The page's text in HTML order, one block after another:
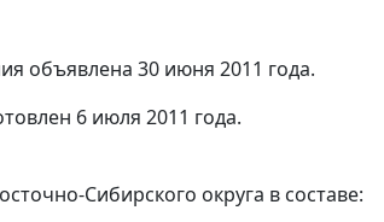
объявлена 30 июня 2011 года.
6 июля 2011 года.
Сибирского округа в составе: